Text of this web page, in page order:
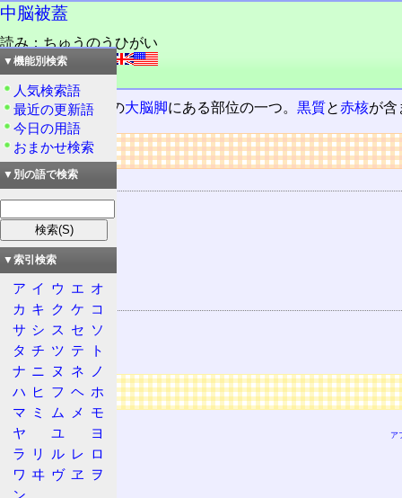
中脳被蓋
読み：ちゅうのうひがい
外語：tegmentum
品詞：名詞
中脳のうち広義の大脳脚にある部位の一つ。黒質と赤核が含
リンク
器官の所属
脳
脳幹
中脳
大脳脚
該当する器官
黒質
赤核
広告
ア
▼機能別検索
人気検索語
最近の更新語
今日の用語
おまかせ検索
▼別の語で検索
▼索引検索
ア イ ウ エ オ
カ キ ク ケ コ
サ シ ス セ ソ
タ チ ツ テ
ト
ナ ニ ヌ ネ
ノ
ハ ヒ フ ヘ ホ
マ ミ ム メ
モ
ヤ
ユ
ヨ
ラ
リ ル レ ロ
ワ ヰ ヴ ヱ
ヲ
ン